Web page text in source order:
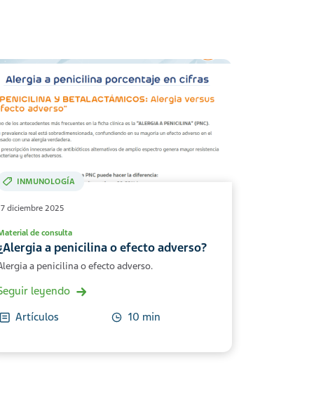
INMUNOLOGÍA
diciembre 2025
de consulta
a penicilina o efecto adverso?
a penicilina o efecto adverso.
leyendo
Artículos
10 min